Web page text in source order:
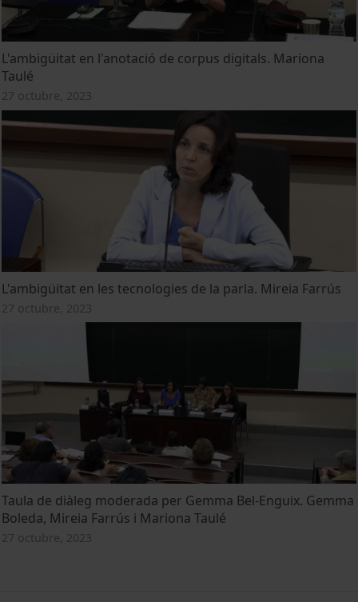
L'ambigüitat en l'anotació de corpus digitals. Mariona
Taulé
27 octubre, 2023
L'ambigüitat en les tecnologies de la parla. Mireia Farrús
27 octubre, 2023
Taula de diàleg moderada per Gemma Bel-Enguix. Gemma
Boleda, Mireia Farrús i Mariona Taulé
27 octubre, 2023